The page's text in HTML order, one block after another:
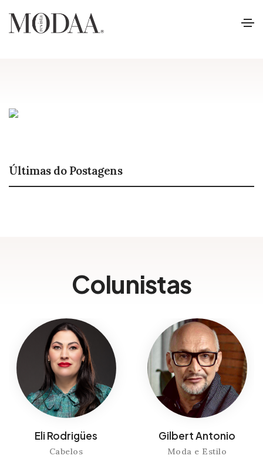
Últimas do Postagens
Colunistas
Eli Rodrigües
Cabelos
Gilbert Antonio
Moda e Estilo